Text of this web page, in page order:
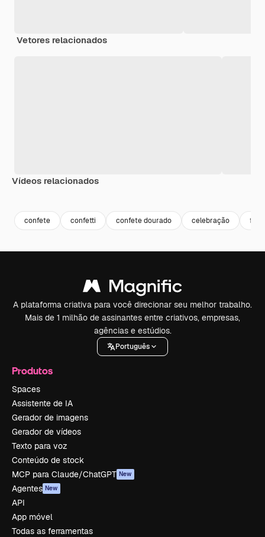
Vetores relacionados
Vídeos relacionados
confete confetti confete dourado celebração
A plataforma criativa para você direcionar seu melhor trabalho.
Mais de 1 milhão de assinantes entre criativos, empresas,
agências e estúdios.
Português
Produtos
Spaces
Assistente de IA
Gerador de imagens
Gerador de vídeos
Texto para voz
Conteúdo de stock
MCP para Claude/ChatGPT New
Agentes New
API
App móvel
Todas as ferramentas